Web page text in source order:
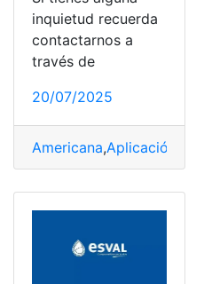
inquietud recuerda
contactarnos a
través de
20/07/2025
Americana,Aplicación